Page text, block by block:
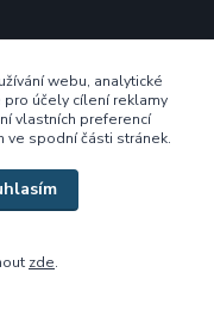
webu, analytické
účely cílení reklamy
vlastních preferencí
ve spodní části stránek.
zde.